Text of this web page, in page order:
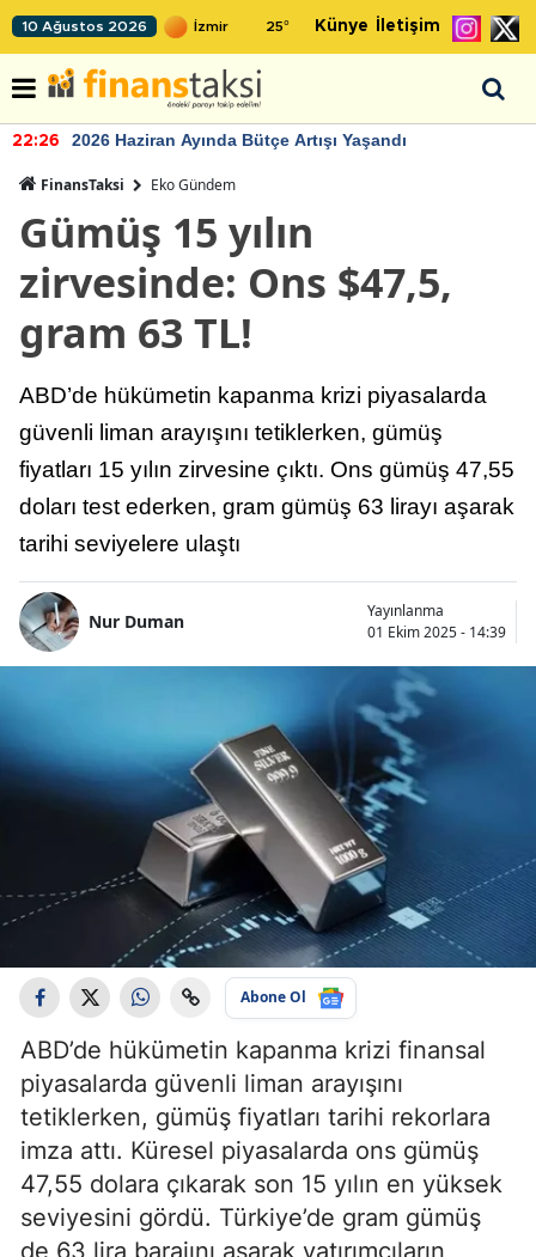
10 Ağustos 2026 25° Künye İletişim
22:26 2026 Haziran Ayında Bütçe Artışı Yaşandı
FinansTaksi Eko Gündem
Gümüş 15 yılın
zirvesinde: Ons $47,5,
gram 63 TL!
ABD’de hükümetin kapanma krizi piyasalarda
güvenli liman arayışını tetiklerken, gümüş
fiyatları 15 yılın zirvesine çıktı. Ons gümüş 47,55
doları test ederken, gram gümüş 63 lirayı aşarak
tarihi seviyelere ulaştı
Nur Duman
Yayınlanma
01 Ekim 2025 - 14:39
Abone Ol
ABD’de hükümetin kapanma krizi finansal
piyasalarda güvenli liman arayışını
tetiklerken, gümüş fiyatları tarihi rekorlara
imza attı. Küresel piyasalarda ons gümüş
47,55 dolara çıkarak son 15 yılın en yüksek
seviyesini gördü. Türkiye’de gram gümüş
de 63 lira barajını aşarak yatırımcıların